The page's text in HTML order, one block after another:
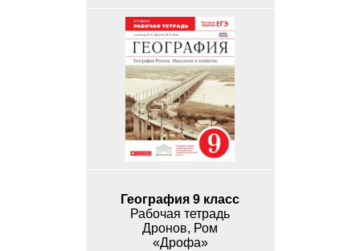
География 9 класс
Рабочая тетрадь
Дронов, Ром
«Дрофа»